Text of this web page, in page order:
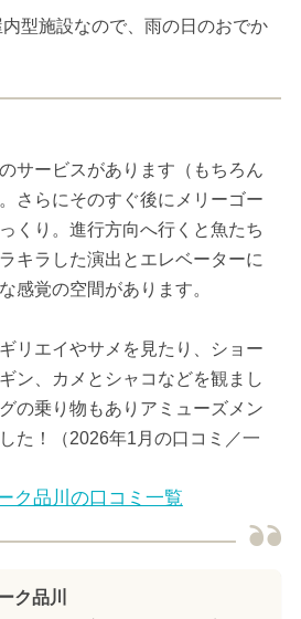
型施設なので、雨の日のおでか
サービスがあります（もちろん
さらにそのすぐ後にメリーゴー
くり。進行方向へ行くと魚たち
キラした演出とエレベーターに
感覚の空間があります。
リエイやサメを見たり、ショー
ン、カメとシャコなどを観まし
の乗り物もありアミューズメン
た！（2026年1月の口コミ／一
ク品川の口コミ一覧
ク品川